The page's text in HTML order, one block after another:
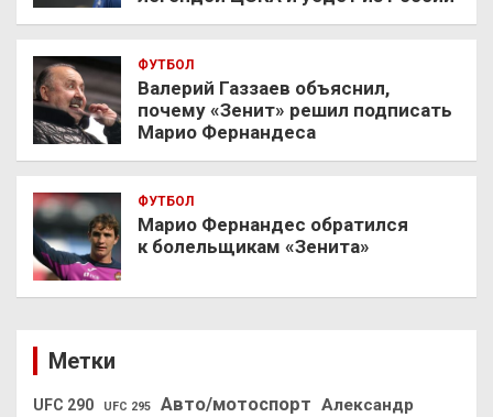
ФУТБОЛ
Валерий Газзаев объяснил,
почему «Зенит» решил подписать
Марио Фернандеса
ФУТБОЛ
Марио Фернандес обратился
к болельщикам «Зенита»
Метки
UFC 290 UFC 295 Авто/мотоспорт Александр